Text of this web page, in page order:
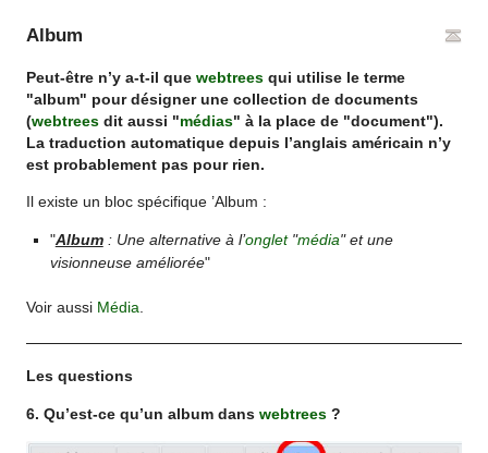
Album
Peut-être n’y a-t-il quewebtrees qui utilise le terme
"album" pour désigner une collection de documents
(webtrees dit aussi "médias" à la place de "document").
La traduction automatique depuis l’anglais américain n’y
est probablement pas pour rien.
Il existe un bloc spécifique ’Album :
"Album: Une alternative à l’onglet"média" et une
visionneuse améliorée"
Voir aussi Média.
Les questions
6. Qu’est-ce qu’un album danswebtrees ?